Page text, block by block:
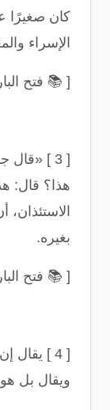
كان صغيرًا
الإسراء
[
📚 فتح
[ 3 ] «
قال
هذا؟ قال:
بغيره.
[
📚 فتح
[ 4 ]
يقال
ويقال بل